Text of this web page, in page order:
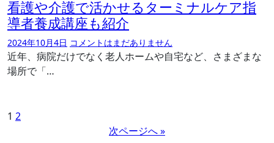
看護や介護で活かせるターミナルケア指
導者養成講座も紹介
2024年10月4日 コメントはまだありません
近年、病院だけでなく老人ホームや自宅など、さまざまな
場所で「…
投
1 2
次ページへ »